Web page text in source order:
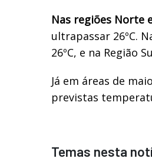
Nas regiões Norte
ultrapassar 26ºC.
26ºC, e na Região
Já em áreas de
previstas
Temas nesta